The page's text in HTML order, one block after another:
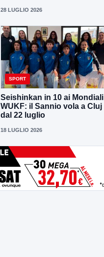
28 LUGLIO 2026
SPORT
Seishinkan in 10 ai Mondiali
WUKF: il Sannio vola a Cluj
dal 22 luglio
18 LUGLIO 2026